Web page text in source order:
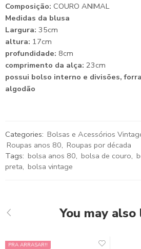
Composição: COURO ANIMAL
Medidas da blusa
Largura: 35cm
altura: 17cm
profundidade: 8cm
comprimento da alça: 23cm
possui bolso interno e divisões,
algodão
Categories: Bolsas e Acessórios
Roupas anos 80, Roupas por década
Tags: bolsa anos 80, bolsa de couro,
preta, bolsa vintage
You may
PRA ARRASAR!!